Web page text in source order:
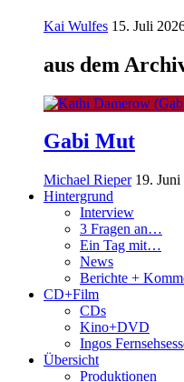
Kai Wulfes 15. Juli
aus dem
Gabi Mut
Michael Rieper 19. Juni
Hintergrund
Interview
3 Fragen an…
Ein Tag mit…
News
Berichte +
CD+Film
CDs
Kino+DVD
Ingos
Übersicht
Produktionen